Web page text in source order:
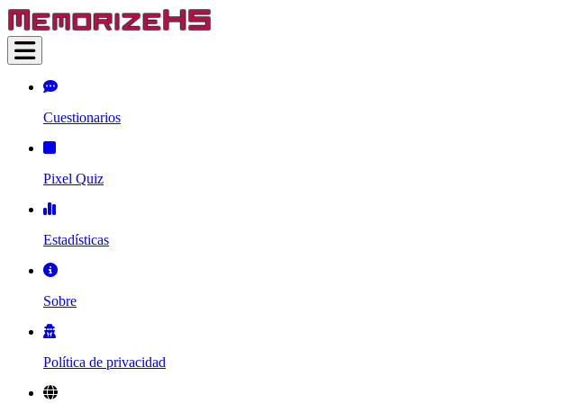
Cuestionarios
Pixel Quiz
Estadísticas
Sobre
Política de privacidad